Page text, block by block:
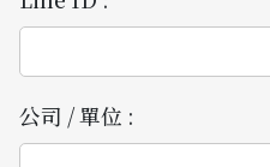
公司 / 單位 :